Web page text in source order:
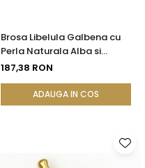
Brosa Libelula Galbena cu
Perla Naturala Alba si
Zirconii
187,38 RON
ADAUGA IN COS